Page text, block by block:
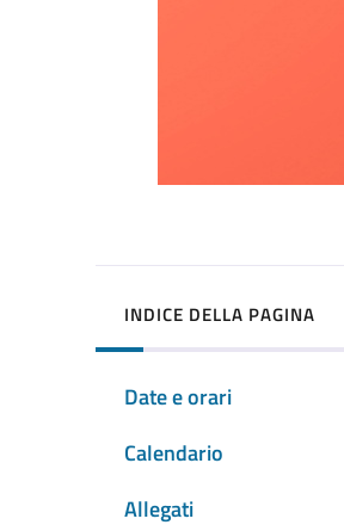
INDICE DELLA PAGINA
Date e orari
Calendario
Allegati